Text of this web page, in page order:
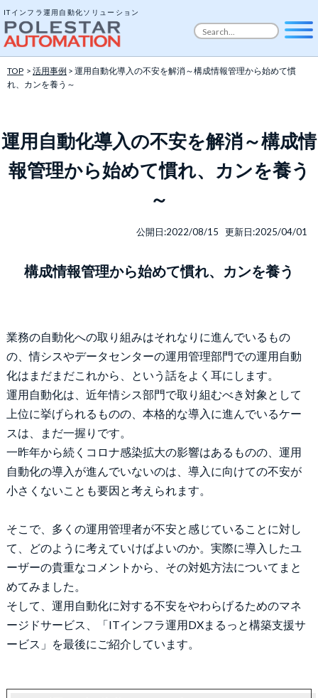
ITインフラ運用自動化ソリューション
TOP > 活用事例 > 運用自動化導入の不安を解消～構成情報管理から始めて慣
れ、カンを養う～
運用自動化導入の不安を解消～構成情
報管理から始めて慣れ、カンを養う
～
公開日:2022/08/15 更新日:2025/04/01
構成情報管理から始めて慣れ、カンを養う
業務の自動化への取り組みはそれなりに進んでいるもの
の、情シスやデータセンターの運用管理部門での運用自動
化はまだまだこれから、という話をよく耳にします。
運用自動化は、近年情シス部門で取り組むべき対象として
上位に挙げられるものの、本格的な導入に進んでいるケー
スは、まだ一握りです。
一昨年から続くコロナ感染拡大の影響はあるものの、運用
自動化の導入が進んでいないのは、導入に向けての不安が
小さくないことも要因と考えられます。
そこで、多くの運用管理者が不安と感じていることに対し
て、どのように考えていけばよいのか。実際に導入したユ
ーザーの貴重なコメントから、その対処方法についてまと
めてみました。
そして、運用自動化に対する不安をやわらげるためのマネ
ージドサービス、「ITインフラ運用DXまるっと構築支援サ
ービス」を最後にご紹介しています。